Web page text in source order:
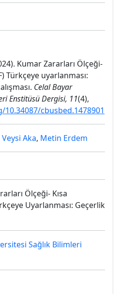
Kumar Zararları Ölçeği-
Türkçeye uyarlanması:
Celal Bayar
Enstitüsü Dergisi, 11(4),
cbusbed.1478901
Veysi Aka, Metin Erdem
Ölçeği- Kısa
Uyarlanması: Geçerlik
Sağlık Bilimleri